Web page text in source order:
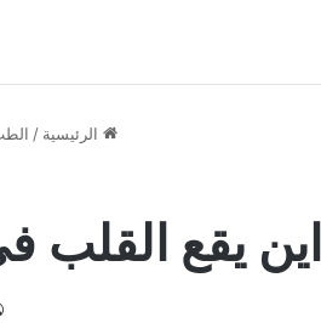
الرئيسية /
اين يقع القلب